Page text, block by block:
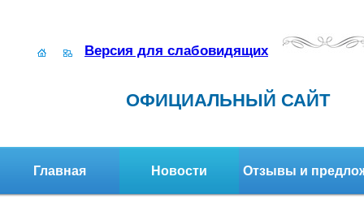
Версия для слабовидящих
ОФИЦИАЛЬНЫЙ САЙТ
Главная Новости Отзывы и